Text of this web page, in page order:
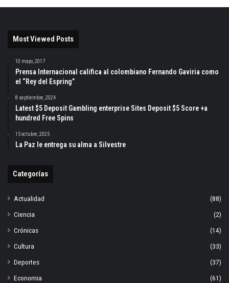
Most Viewed Posts
10 mayo, 2017
Prensa Internacional califica al colombiano Fernando Gaviria como
el “Rey del Espring”
8 septiembre, 2024
Latest $5 Deposit Gambling enterprise Sites Deposit $5 Score +a
hundred Free Spins
15 octubre, 2025
La Paz le entrega su alma a Silvestre
Categorías
Actualidad
(88)
Ciencia
(2)
Crónicas
(14)
Cultura
(33)
Deportes
(37)
Economia
(61)